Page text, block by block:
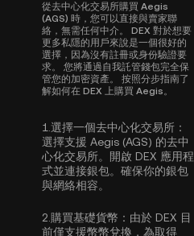
從去中心化交易所購買 Aegis
(AGS) 時，您可以直接與賣家聯
絡，無需任何中介。 DEX 對於想要
更多私隱的用戶來說是一個很好的
選擇，因為沒有註冊或身份驗證要
求。 您將通過自我託管錢包完全保
管您的加密資產。 按照分步指南了
解如何在 DEX 上購買 Aegis。
1. 選擇一個去中心化交易所：
選擇支援 Aegis (AGS) 的去中
心化交易所。開啟 DEX 應用程
式並連接銀包。確保你的銀包
與網絡相容。
2. 購買基礎貨幣： 由於 DEX 目
前僅支援幣幣兌換，為取得